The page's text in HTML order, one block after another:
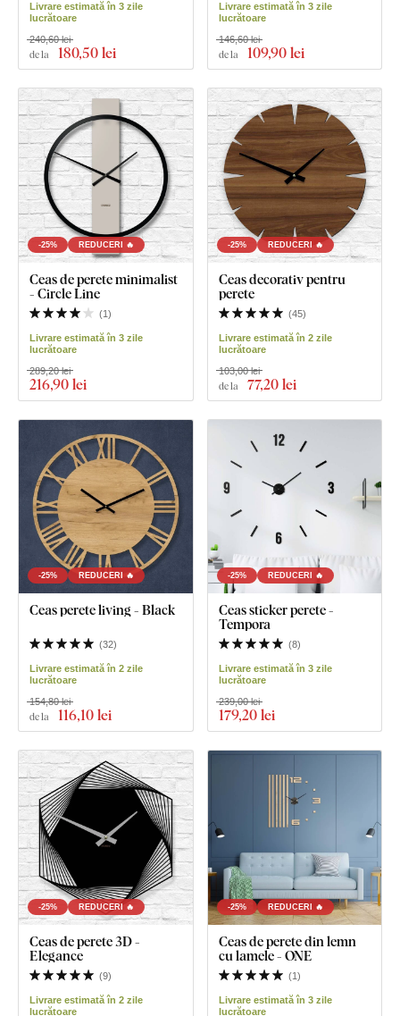
Livrare estimată în 3 zile
lucrătoare
de la 180,50 lei
240,60 lei
Livrare estimată în 3 zile
lucrătoare
de la 109,90 lei
146,60 lei
-25% REDUCERI 🔥
Ceas de perete minimalist
- Circle Line
(1)
Livrare estimată în 3 zile
lucrătoare
216,90 lei
289,20 lei
-25% REDUCERI 🔥
Ceas decorativ pentru
perete
(45)
Livrare estimată în 2 zile
lucrătoare
de la 77,20 lei
103,00 lei
-25% REDUCERI 🔥
Ceas perete living - Black
(32)
Livrare estimată în 2 zile
lucrătoare
de la 116,10 lei
154,80 lei
-25% REDUCERI 🔥
Ceas sticker perete -
Tempora
(8)
Livrare estimată în 3 zile
lucrătoare
179,20 lei
239,00 lei
-25% REDUCERI 🔥
Ceas de perete 3D -
Elegance
(9)
Livrare estimată în 2 zile
lucrătoare
-25% REDUCERI 🔥
Ceas de perete din lemn
cu lamele - ONE
(1)
Livrare estimată în 3 zile
lucrătoare